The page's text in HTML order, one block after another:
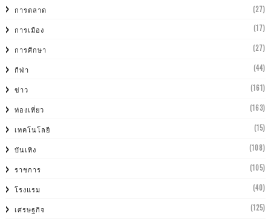
การตลาด (27)
การเมือง (17)
การศีกษา (27)
กีฬา (44)
ข่าว (161)
ท่องเที่ยว (163)
เทคโนโลยี (15)
บันเทิง (108)
ราชการ (105)
โรงแรม (40)
เศรษฐกิจ (125)